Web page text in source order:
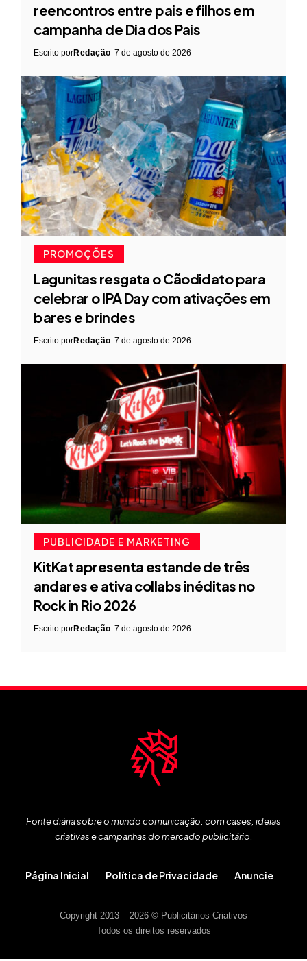
reencontros entre pais e filhos em
campanha de Dia dos Pais
Escrito porRedação 7 de agosto de 2026
PROMOÇÕES
Lagunitas resgata o Cãodidato para
celebrar o IPA Day com ativações em
bares e brindes
Escrito porRedação 7 de agosto de 2026
PUBLICIDADE E MARKETING
KitKat apresenta estande de três
andares e ativa collabs inéditas no
Rock in Rio 2026
Escrito porRedação 7 de agosto de 2026
Fonte diária sobre o mundo comunicação, com cases, ideias
criativas e campanhas do mercado publicitário.
Página Inicial Política de Privacidade Anuncie
Copyright 2013 – 2026 © Publicitários Criativos
Todos os direitos reservados